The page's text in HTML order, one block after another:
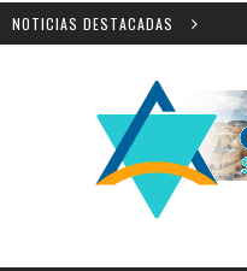
NOTICIAS DESTACADAS
educativa